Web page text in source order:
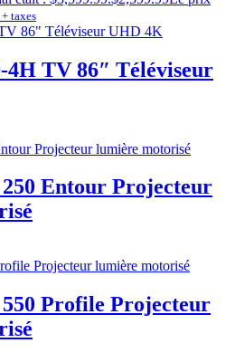
+ taxes
4H TV 86″ Téléviseur
Entour Projecteur
Profile Projecteur